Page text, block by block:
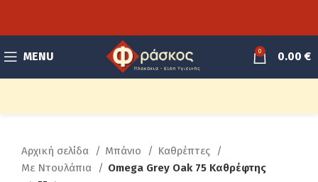
MENU 0 0.00€
Αρχική σελίδα Μπάνιο
Καθρέπτες
Με Ντουλάπια
Omega Grey Oak 75 Καθρέφτης